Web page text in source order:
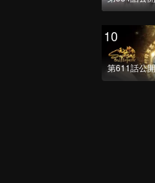
10
第611話公開